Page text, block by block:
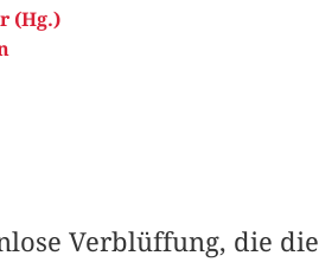
(Hg.)
Verblüffung, die die